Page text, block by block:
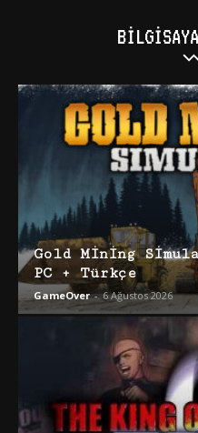
Gold Mining
PC + Türkçe
GameOver - 6 Ağustos 2026